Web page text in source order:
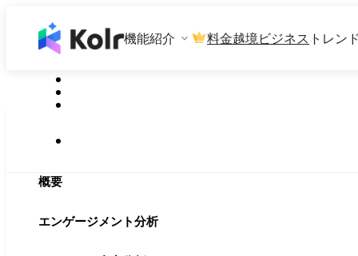
機能紹介 料金越境ビジネス トレン
概要
エンゲージメント分析